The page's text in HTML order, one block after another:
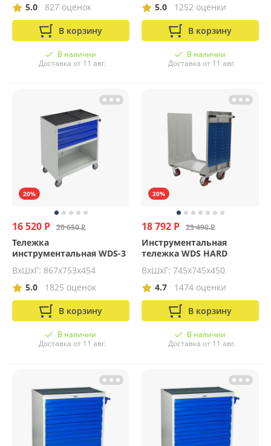
5.0 827 оценок
В корзину
В наличии
Доставка от 11 авг.
5.0 1252 оценки
В корзину
В наличии
Доставка от 11 авг.
20%
16 520 Р 20 650 Р
Тележка
инструментальная WDS-3
ВхШхГ: 867x753x454
5.0
1825 оценок
В корзину
В наличии
Доставка от 11 авг.
20%
18 792 Р 23 490 Р
Инструментальная
тележка WDS HARD
ВхШхГ: 745х745х450
4.7
1474 оценки
В корзину
В наличии
Доставка от 11 авг.